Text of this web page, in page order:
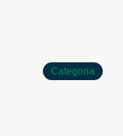
Categoria